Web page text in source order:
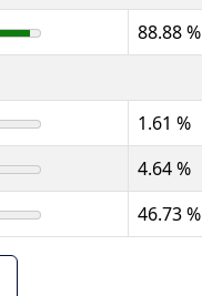
88.88 %
1.61 %
4.64 %
46.73 %